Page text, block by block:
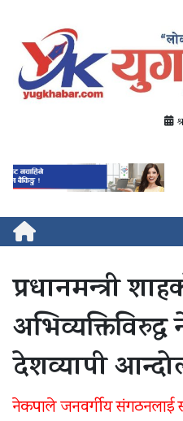
प्रधानमन्त्री
देशव्यापी
नेकपाले जनवर्गीय संगठनलाई